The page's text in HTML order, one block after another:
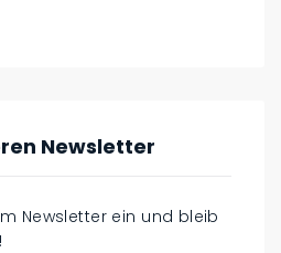
Newsletter
Newsletter ein und bleib